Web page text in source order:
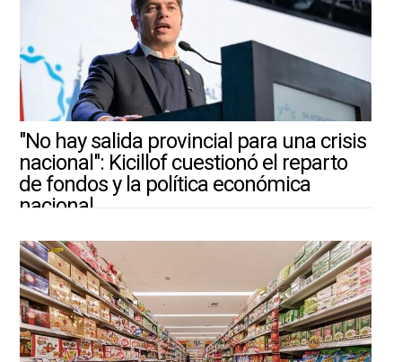
"No hay salida provincial para una crisis
nacional": Kicillof cuestionó el reparto
de fondos y la política económica
nacional